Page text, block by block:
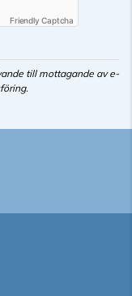
Friendly Captcha
till mottagande av e-